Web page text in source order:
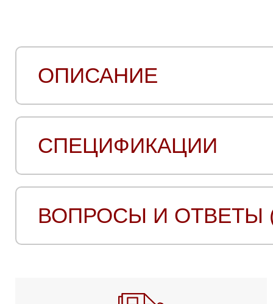
ОПИСАНИЕ
СПЕЦИФИКАЦИИ
ВОПРОСЫ И ОТВЕТЫ